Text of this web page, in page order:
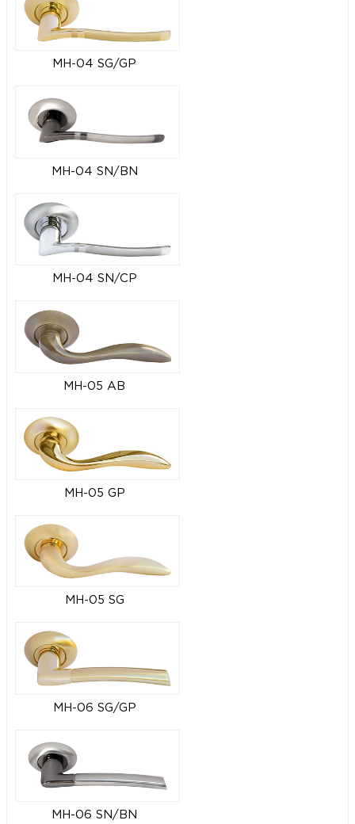
MH-04 SG/GP
MH-04 SN/BN
MH-04 SN/CP
MH-05 AB
MH-05 GP
MH-05 SG
MH-06 SG/GP
MH-06 SN/BN